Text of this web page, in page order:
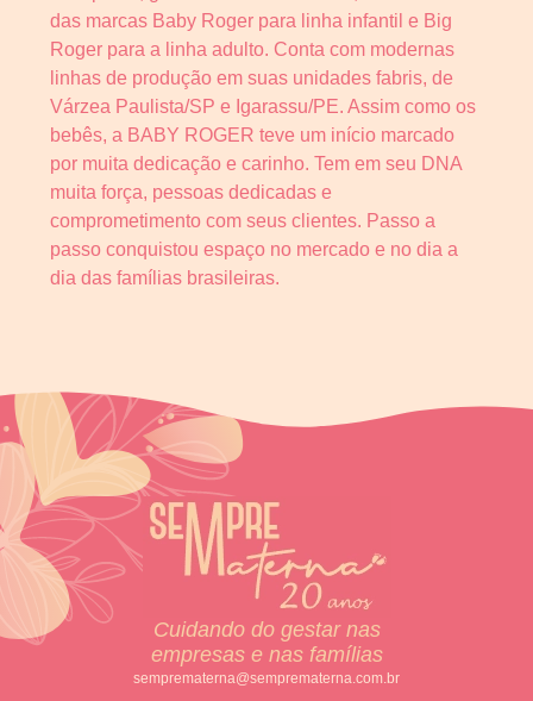
das marcas Baby Roger para linha infantil e Big
Roger para a linha adulto. Conta com modernas
linhas de produção em suas unidades fabris, de
Várzea Paulista/SP e Igarassu/PE. Assim como os
bebês, a BABY ROGER teve um início marcado
por muita dedicação e carinho. Tem em seu DNA
muita força, pessoas dedicadas e
comprometimento com seus clientes. Passo a
passo conquistou espaço no mercado e no dia a
dia das famílias brasileiras.
Cuidando do gestar nas
empresas e nas famílias
semprematerna@semprematerna.com.br